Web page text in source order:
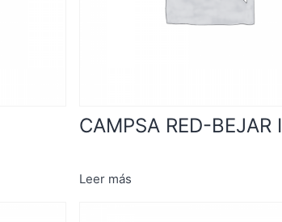
CAMPSA RED-BEJAR I
Leer más